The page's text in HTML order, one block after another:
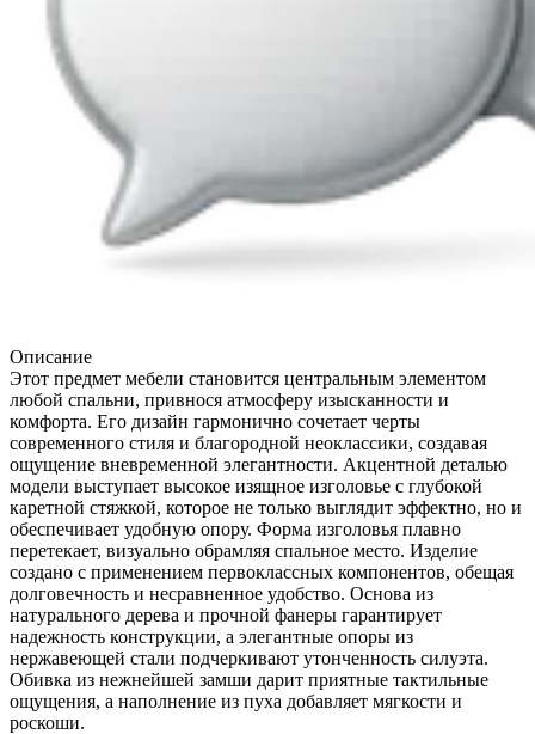
Описание
Этот предмет мебели становится центральным элементом
любой спальни, привнося атмосферу изысканности и
комфорта. Его дизайн гармонично сочетает черты
современного стиля и благородной неоклассики, создавая
ощущение вневременной элегантности. Акцентной деталью
модели выступает высокое изящное изголовье с глубокой
каретной стяжкой, которое не только выглядит эффектно, но и
обеспечивает удобную опору. Форма изголовья плавно
перетекает, визуально обрамляя спальное место. Изделие
создано с применением первоклассных компонентов, обещая
долговечность и несравненное удобство. Основа из
натурального дерева и прочной фанеры гарантирует
надежность конструкции, а элегантные опоры из
нержавеющей стали подчеркивают утонченность силуэта.
Обивка из нежнейшей замши дарит приятные тактильные
ощущения, а наполнение из пуха добавляет мягкости и
роскоши.